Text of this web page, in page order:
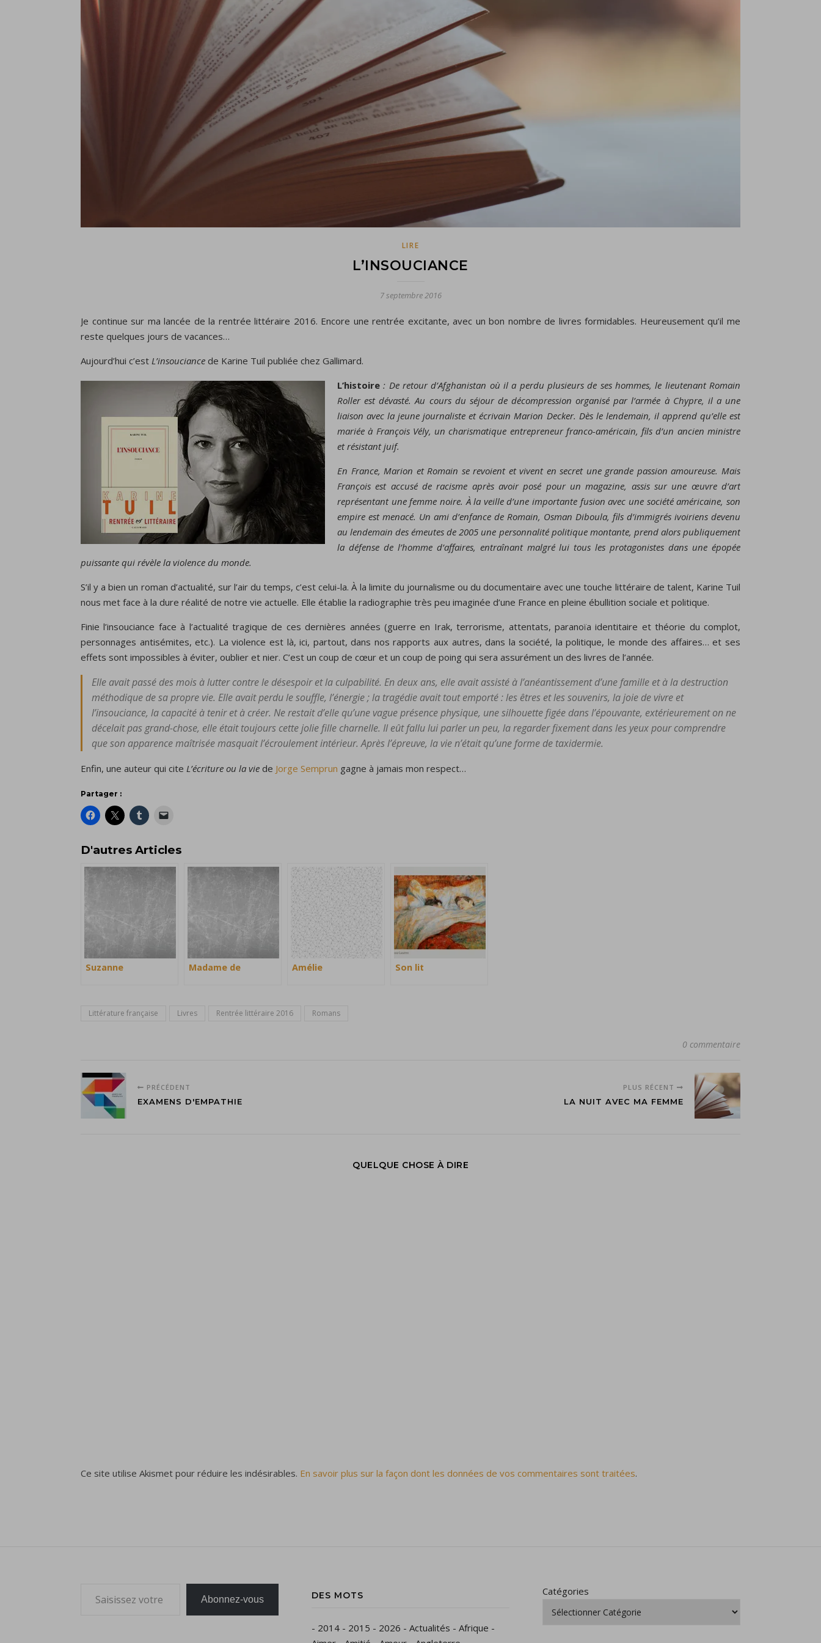
LIRE
L’INSOUCIANCE
7 septembre 2016
Je continue sur ma lancée de la rentrée littéraire 2016. Encore une rentrée excitante, avec un bon nombre de livres formidables. Heureusement qu’il me
reste quelques jours de vacances…
Aujourd’hui c’est L’insouciance de Karine Tuil publiée chez Gallimard.
L’histoire : De retour d’Afghanistan où il a perdu plusieurs de ses hommes, le lieutenant Romain
Roller est dévasté. Au cours du séjour de décompression organisé par l’armée à Chypre, il a une
liaison avec la jeune journaliste et écrivain Marion Decker. Dès le lendemain, il apprend qu’elle est
mariée à François Vély, un charismatique entrepreneur franco-américain, fils d’un ancien ministre
et résistant juif.
En France, Marion et Romain se revoient et vivent en secret une grande passion amoureuse. Mais
François est accusé de racisme après avoir posé pour un magazine, assis sur une œuvre d’art
représentant une femme noire. À la veille d’une importante fusion avec une société américaine, son
empire est menacé. Un ami d’enfance de Romain, Osman Diboula, fils d’immigrés ivoiriens devenu
au lendemain des émeutes de 2005 une personnalité politique montante, prend alors publiquement
la défense de l’homme d’affaires, entraînant malgré lui tous les protagonistes dans une épopée
puissante qui révèle la violence du monde.
S’il y a bien un roman d’actualité, sur l’air du temps, c’est celui-la. À la limite du journalisme ou du documentaire avec une touche littéraire de talent, Karine Tuil
nous met face à la dure réalité de notre vie actuelle. Elle établie la radiographie très peu imaginée d’une France en pleine ébullition sociale et politique.
Finie l’insouciance face à l’actualité tragique de ces dernières années (guerre en Irak, terrorisme, attentats, paranoïa identitaire et théorie du complot,
personnages antisémites, etc.). La violence est là, ici, partout, dans nos rapports aux autres, dans la société, la politique, le monde des affaires… et ses
effets sont impossibles à éviter, oublier et nier. C’est un coup de cœur et un coup de poing qui sera assurément un des livres de l’année.
Elle avait passé des mois à lutter contre le désespoir et la culpabilité. En deux ans, elle avait assisté à l’anéantissement d’une famille et à la destruction
méthodique de sa propre vie. Elle avait perdu le souffle, l’énergie ; la tragédie avait tout emporté : les êtres et les souvenirs, la joie de vivre et
l’insouciance, la capacité à tenir et à créer. Ne restait d’elle qu’une vague présence physique, une silhouette figée dans l’épouvante, extérieurement on ne
décelait pas grand-chose, elle était toujours cette jolie fille charnelle. Il eût fallu lui parler un peu, la regarder fixement dans les yeux pour comprendre
que son apparence maîtrisée masquait l’écroulement intérieur. Après l’épreuve, la vie n’était qu’une forme de taxidermie.
Enfin, une auteur qui cite L’écriture ou la vie de Jorge Semprun gagne à jamais mon respect…
Partager :
D'autres Articles
Suzanne Madame de Amélie Son lit
Littérature française Livres Rentrée littéraire 2016 Romans
0 commentaire
PRÉCÉDENT
EXAMENS D'EMPATHIE
PLUS RÉCENT
LA NUIT AVEC MA FEMME
QUELQUE CHOSE À DIRE
Ce site utilise Akismet pour réduire les indésirables. En savoir plus sur la façon dont les données de vos commentaires sont traitées.
Saisissez votre adresse e-mail…
Abonnez-vous DES MOTS
- 2014 - 2015 - 2026 - Actualités - Afrique -
Catégories